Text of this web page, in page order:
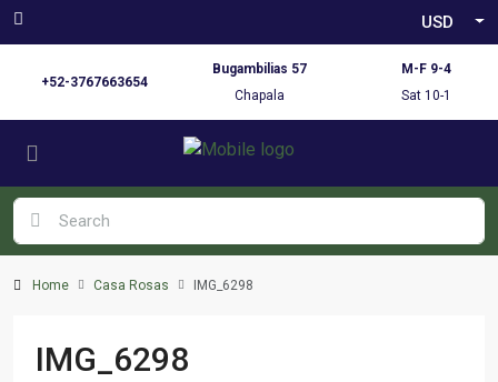
USD
+52-3767663654
Bugambilias 57
Chapala
M-F 9-4
Sat 10-1
Home Casa Rosas IMG_6298
IMG_6298